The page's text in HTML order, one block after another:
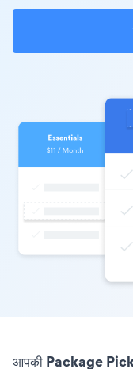
आपकी Package